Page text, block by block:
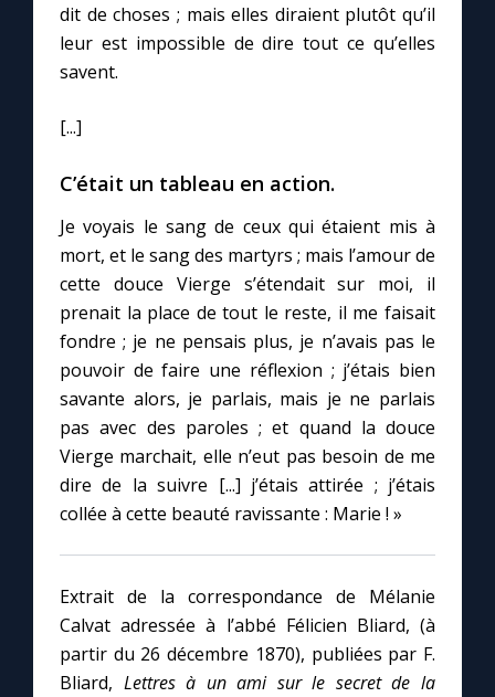
dit de choses ; mais elles diraient plutôt qu’il
leur est impossible de dire tout ce qu’elles
savent.
[...]
C’était un tableau en action.
Je voyais le sang de ceux qui étaient mis à
mort, et le sang des martyrs ; mais l’amour de
cette douce Vierge s’étendait sur moi, il
prenait la place de tout le reste, il me faisait
fondre ; je ne pensais plus, je n’avais pas le
pouvoir de faire une réflexion ; j’étais bien
savante alors, je parlais, mais je ne parlais
pas avec des paroles ; et quand la douce
Vierge marchait, elle n’eut pas besoin de me
dire de la suivre [...] j’étais attirée ; j’étais
collée à cette beauté ravissante : Marie ! »
Extrait de la correspondance de Mélanie
Calvat adressée à l’abbé Félicien Bliard, (à
partir du 26 décembre 1870), publiées par F.
Bliard, Lettres à un ami sur le secret de la